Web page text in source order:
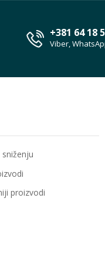
+381 64 18
Viber,
proizvodi